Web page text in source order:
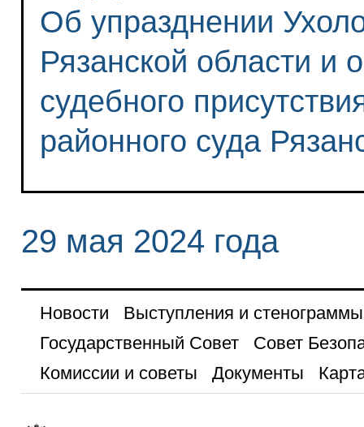
Об упразднении
Рязанской области и
судебного
районного суда
29 мая 2024 года
Новости
Выступления и стенограммы
Государственный Совет
Совет
Комиссии и советы
Документы